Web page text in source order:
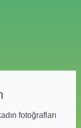
fotoğrafları